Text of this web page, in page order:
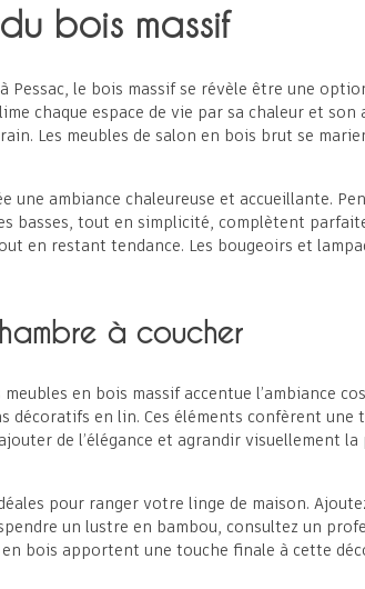
bois massif
Pessac , le bois massif se révèle être une
chaque espace de vie par sa chaleur et
Les meubles de salon en bois brut se
une ambiance chaleureuse et accueillante.
basses, tout en simplicité, complètent
en restant tendance. Les bougeoirs et
à coucher
en bois massif accentue l’ambiance
décoratifs en lin. Ces éléments confèrent
de l’élégance et agrandir visuellement
pour ranger votre linge de maison.
un lustre en bambou, consultez un
en bois apportent une touche finale à cette